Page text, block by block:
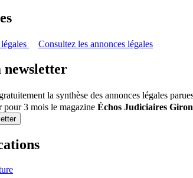
Consultez les annonces légales
la synthèse des annonces légales
pour 3 mois le magazine Échos Judiciaires